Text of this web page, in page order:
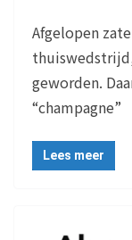
Afgelopen
geworden.
“champagne”
Lees meer